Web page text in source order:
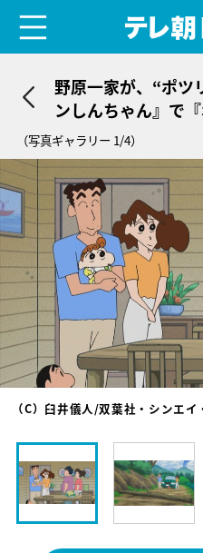
野原一家が、“ポ
ンしんちゃん』で
ディー
（写真ギャラリー 1/4）
（C）臼井儀人/双葉社・シンエ